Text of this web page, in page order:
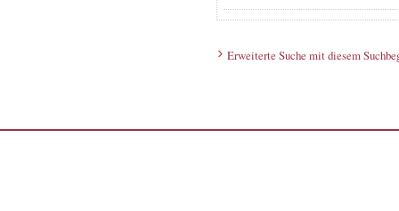
Erweiterte Suche mit diesem